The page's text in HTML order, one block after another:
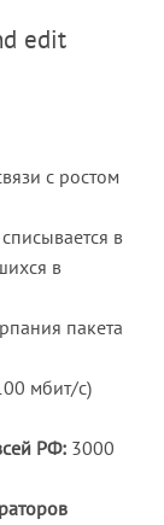
edit
с ростом
в
в
пакета
мбит/с)
РФ: 3000